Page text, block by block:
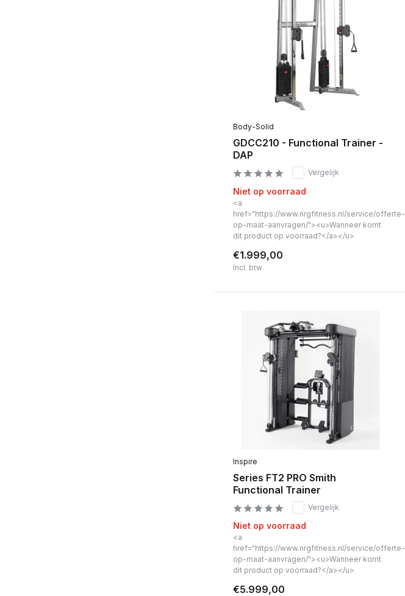
Body-Solid
GDCC210 - Functional Trainer -
DAP
Vergelijk
Niet op voorraad
<a
href="https://www.nrgfitness.nl/service/offerte-
op-maat-aanvragen/"><u>Wanneer komt
dit product op voorraad?</a></u>
€1.999,00
Incl. btw
Inspire
Series FT2 PRO Smith
Functional Trainer
Vergelijk
Niet op voorraad
<a
href="https://www.nrgfitness.nl/service/offerte-
op-maat-aanvragen/"><u>Wanneer komt
dit product op voorraad?</a></u>
€5.999,00